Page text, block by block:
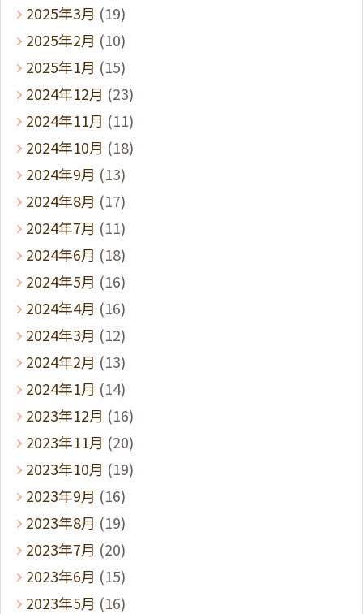
2025年3月 (19)
2025年2月 (10)
2025年1月 (15)
2024年12月 (23)
2024年11月 (11)
2024年10月 (18)
2024年9月 (13)
2024年8月 (17)
2024年7月 (11)
2024年6月 (18)
2024年5月 (16)
2024年4月 (16)
2024年3月 (12)
2024年2月 (13)
2024年1月 (14)
2023年12月 (16)
2023年11月 (20)
2023年10月 (19)
2023年9月 (16)
2023年8月 (19)
2023年7月 (20)
2023年6月 (15)
2023年5月 (16)